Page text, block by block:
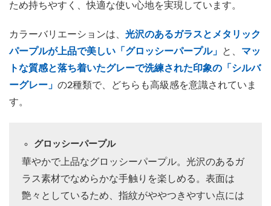
ため持ちやすく、快適な使い心地を実現しています。
カラーバリエーションは、 光沢のあるガラスとメタリック
パープルが上品で美しい「グロッシーパープル」
と、 マッ
トな質感と落ち着いたグレーで洗練された印象の「シルバ
ーグレー」 の2種類で、どちらも高級感を意識されていま
す。
グロッシーパープル
華やかで上品なグロッシーパープル。光沢のあるガ
ラス素材でなめらかな手触りを楽しめる。表面は
艶々としているため、指紋がややつきやすい点には